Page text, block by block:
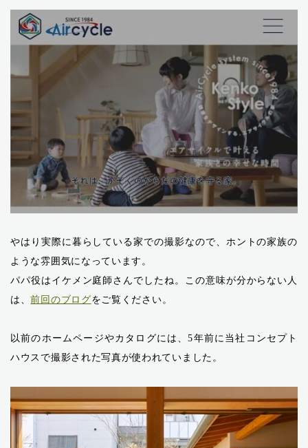
やはり実際に暮らしている家での撮影なので、ホントの家族の
ような雰囲気になっています。
パパ役はイケメン庭師さんでしたね。この意味が分からない人
は、前回のブログをご覧ください。
以前のホームページやカタログには、5年前に当社コンセプト
ハウスで撮影された写真が使われていました。